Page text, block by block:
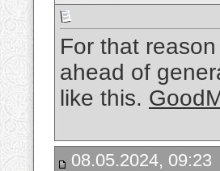
For that
ahead of
like this.
08.05.2024, 09:23